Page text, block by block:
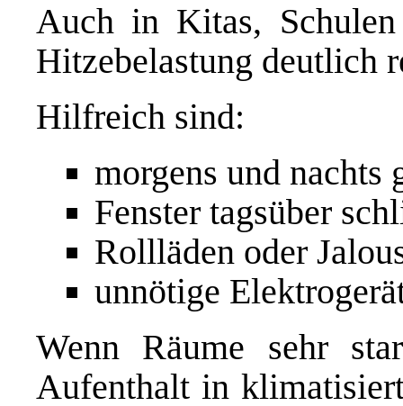
Auch in Kitas,
Hitzebelastung deutlich
Hilfreich sind:
morgens und nachts
Fenster tagsüber
Rollläden oder
unnötige
Wenn Räume sehr
Aufenthalt in